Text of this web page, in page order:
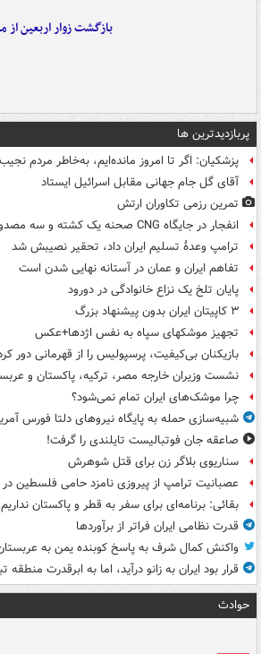
بازگشت زوار اربعین از
پربازدیدترین ها
پزشکیان: اگر تا امروز مانده‌ایم، به‌خاطر مردم
آقای گل جام جهانی مقابل اسرائیل ایستاد
تمرین رزمی تکاوران ارتش
انفجار در جایگاه CNG صحنه یک کشته و سه مصدوم برجا گذاشت
ترامپ وعدۀ تسلیم ایران داد، تحقیر نصیبش شد
تفاهم ایران و عمان در آستانه نهایی شدن است
پایان تلخ یک نزاع خانوادگی در دورود
۳ کاپیتان ایران بدون پیشنهاد بزرگ
تجهیز موشکهای سپاه به نفس اژدها+عکس
بازیکنان بی‌کیفیت، پرسپولیس را از قهرمانی دور
نشست وزیران خارجه مصر، ترکیه، پاکستان و
چرا موشک‌های ایران تمام نمی‌شود؟
شبیه‌سازی حمله به پایگاه نیروهای دلتا فورس
صاعقه جان فوتبالیست تایلندی را گرفت!
سناریوی بلاگر زن برای قتل شوهرش
عصبانیت ترامپ از پیروزی نامزد حامی فلسطین
بقائی: برنامه‌ای برای سفر به قطر و پاکستان نداریم
قدرت نظامی ایران فراتر از برآوردها
واکنش کمال شرف به پاسخ کوبنده یمن به
قرار بود ایران به زانو درآید، اما به ابرقدرت
حوادث